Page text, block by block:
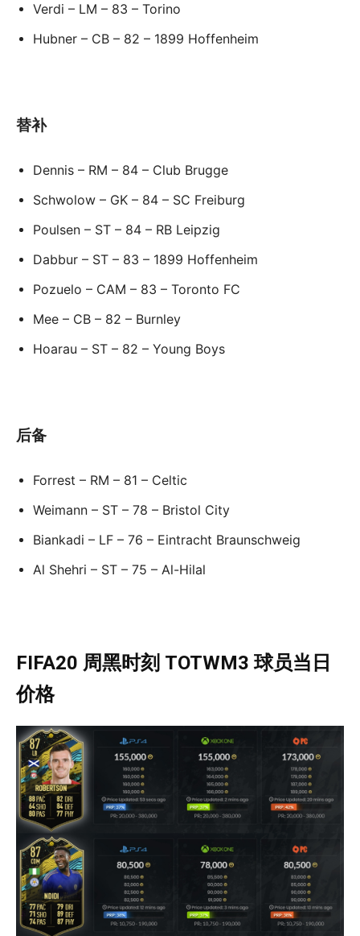
Verdi – LM – 83 – Torino
Hubner – CB – 82 – 1899 Hoffenheim
替补
Dennis – RM – 84 – Club Brugge
Schwolow – GK – 84 – SC Freiburg
Poulsen – ST – 84 – RB Leipzig
Dabbur – ST – 83 – 1899 Hoffenheim
Pozuelo – CAM – 83 – Toronto FC
Mee – CB – 82 – Burnley
Hoarau – ST – 82 – Young Boys
后备
Forrest – RM – 81 – Celtic
Weimann – ST – 78 – Bristol City
Biankadi – LF – 76 – Eintracht Braunschweig
Al Shehri – ST – 75 – Al-Hilal
FIFA20 周黑时刻 TOTWM3 球员当日
价格